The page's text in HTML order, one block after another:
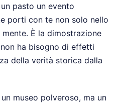
pasto un evento
porti con te non solo nello
È la dimostrazione
ha bisogno di effetti
della verità storica dalla
museo polveroso, ma un